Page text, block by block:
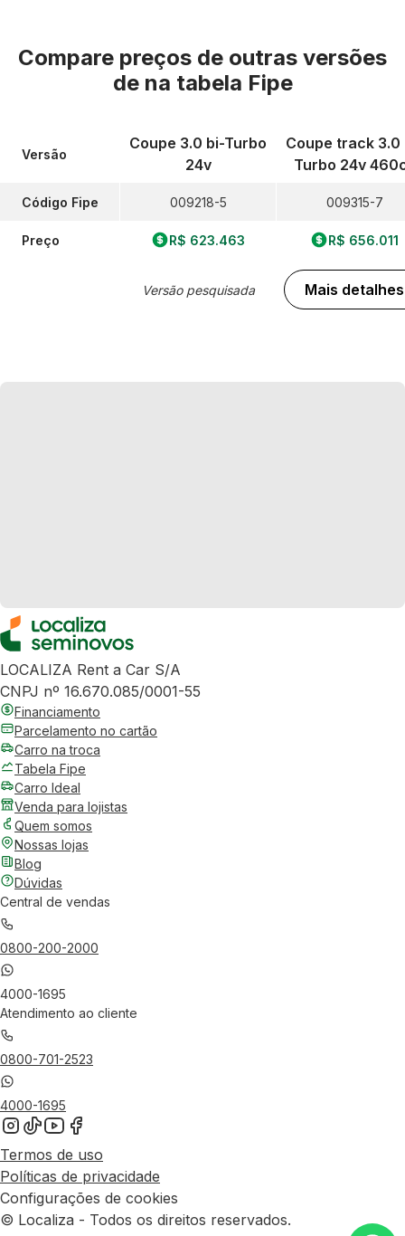
Compare preços de outras versões
de na tabela Fipe
Versão
Código Fipe
Preço
Coupe 3.0 bi-Turbo
24v
009218-5
R$ 623.463
Versão pesquisada
Coupe track 3.0
Turbo 24v
009315-7
R$ 656.011
Mais detalhes
LOCALIZA Rent a Car S/A
CNPJ nº 16.670.085/0001-55
Financiamento
Parcelamento no cartão
Carro na troca
Tabela Fipe
Carro Ideal
Venda para lojistas
Quem somos
Nossas lojas
Blog
Dúvidas
Central de vendas
0800-200-2000
4000-1695
Atendimento ao cliente
0800-701-2523
4000-1695
Termos de uso
Políticas de privacidade
Configurações de cookies
© Localiza - Todos os direitos reservados.